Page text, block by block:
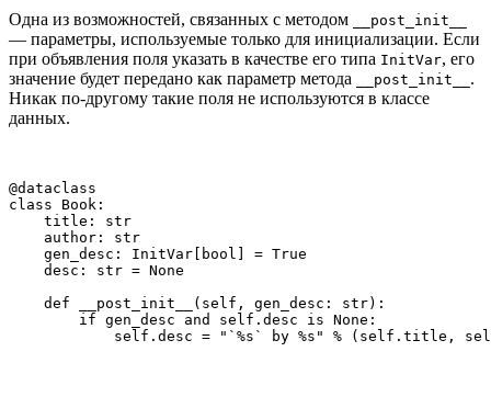
Одна из возможностей, связанных с методом __post_init__
— параметры, используемые только для инициализации. Если
при объявления поля указать в качестве его типа InitVar, его
значение будет передано как параметр метода
__post_init__ .
Никак по-другому такие поля не используются в классе
данных.
@dataclass
class Book:
    title: str
    author: str
    gen_desc: InitVar[bool] = True
    desc: str = None
    def __post_init__(self, gen_desc: str):
        if gen_desc and self.desc is None:
self.desc = "`%s` by %s" % (self.title,